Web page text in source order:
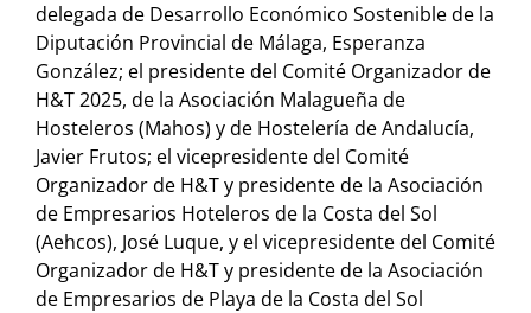
delegada de Desarrollo Económico Sostenible de la
Diputación Provincial de Málaga, Esperanza
González; el presidente del Comité Organizador de
H&T 2025, de la Asociación Malagueña de
Hosteleros (Mahos) y de Hostelería de Andalucía,
Javier Frutos; el vicepresidente del Comité
Organizador de H&T y presidente de la Asociación
de Empresarios Hoteleros de la Costa del Sol
(Aehcos), José Luque, y el vicepresidente del Comité
Organizador de H&T y presidente de la Asociación
de Empresarios de Playa de la Costa del Sol